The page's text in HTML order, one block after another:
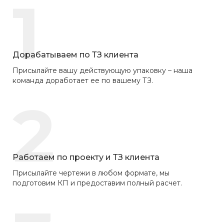
1
Дорабатываем по ТЗ клиента
Присылайте вашу действующую упаковку – наша
команда доработает ее по вашему ТЗ.
2
Работаем по проекту и ТЗ клиента
Присылайте чертежи в любом формате, мы
подготовим КП и предоставим полный расчет.